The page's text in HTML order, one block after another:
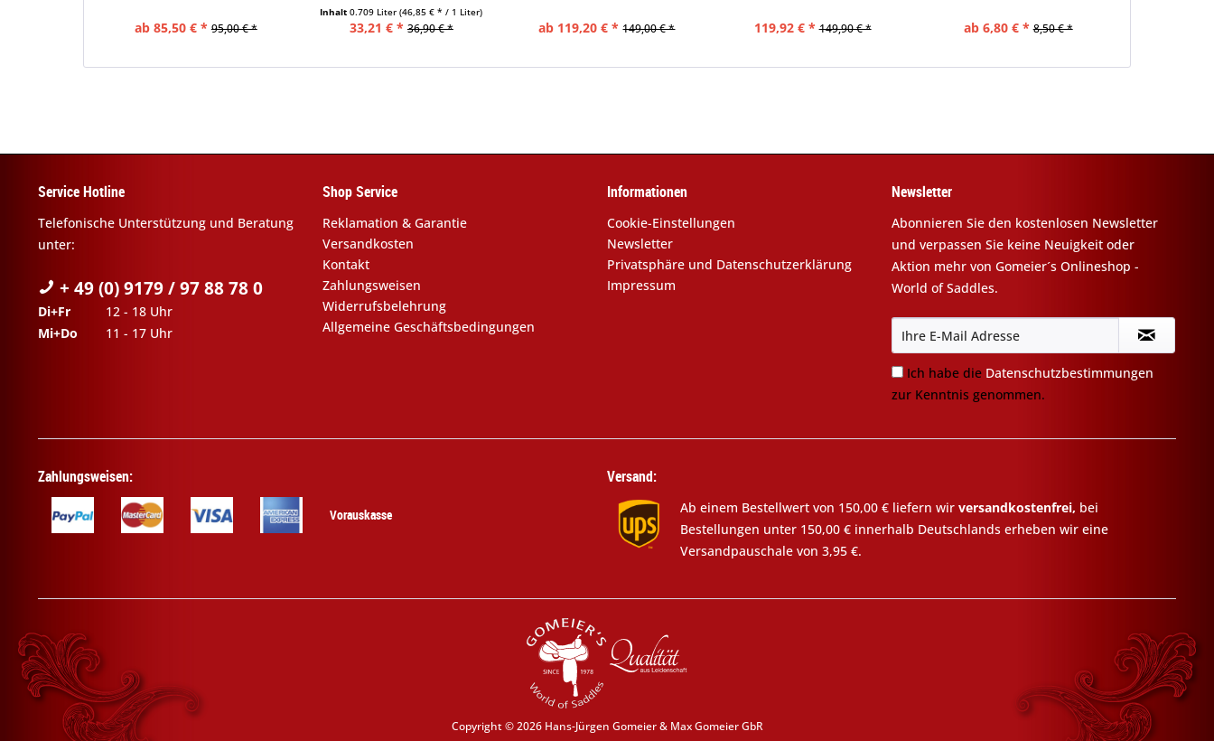
ab 85,50 € * 95,00 € *
Inhalt0.709 Liter(46,85 € * / 1 Liter)
33,21 € * 36,90 € * ab 119,20 € * 149,00 € * 119,92 € * 149,90 € * ab 6,80 € * 8,50 € *
Service Hotline
Telefonische Unterstützung und Beratung
unter:
+ 49 (0) 9179 / 97 88 78 0
Di+Fr
12 - 18 Uhr
Mi+Do
11 - 17 Uhr
Shop Service
Reklamation & Garantie
Versandkosten
Kontakt
Zahlungsweisen
Widerrufsbelehrung
Allgemeine Geschäftsbedingungen
Informationen
Cookie-Einstellungen
Newsletter
Privatsphäre und Datenschutzerklärung
Impressum
Newsletter
Abonnieren Sie den kostenlosen Newsletter
und verpassen Sie keine Neuigkeit oder
Aktion mehr von Gomeier´s Onlineshop -
World of Saddles.
Ich habe die Datenschutzbestimmungen
zur Kenntnis genommen.
Zahlungsweisen:
Vorauskasse
Versand:
Ab einem Bestellwert von 150,00 € liefern wir versandkostenfrei, bei
Bestellungen unter 150,00 € innerhalb Deutschlands erheben wir eine
Versandpauschale von 3,95 €.
Copyright © 2026 Hans-Jürgen Gomeier & Max Gomeier GbR